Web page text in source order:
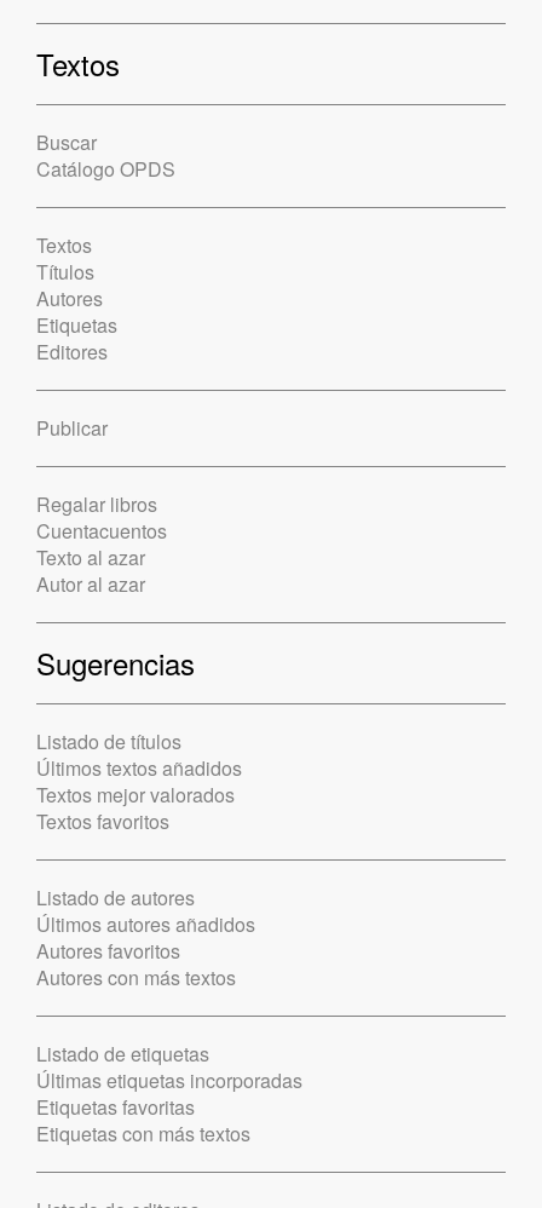
Textos
Buscar
Catálogo OPDS
Textos
Títulos
Autores
Etiquetas
Editores
Publicar
Regalar libros
Cuentacuentos
Texto al azar
Autor al azar
Sugerencias
Listado de títulos
Últimos textos añadidos
Textos mejor valorados
Textos favoritos
Listado de autores
Últimos autores añadidos
Autores favoritos
Autores con más textos
Listado de etiquetas
Últimas etiquetas incorporadas
Etiquetas favoritas
Etiquetas con más textos